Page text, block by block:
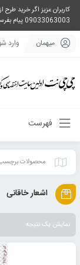
کاربران عزیز اگر خرید
09033063003 پیام بفرستید، یا تماس بگیرید و طرح مورد نظر خود را دریافت نمایید.
میهمان وارد
فهرست
محصولات برچسب
اشعار خاقانی
نمایش یک نتیجه